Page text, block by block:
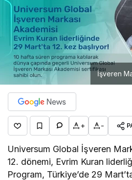
İşveren
+ -
Universum Global İşveren
12. dönemi, Evrim Kuran
Program, Türkiye’de 29